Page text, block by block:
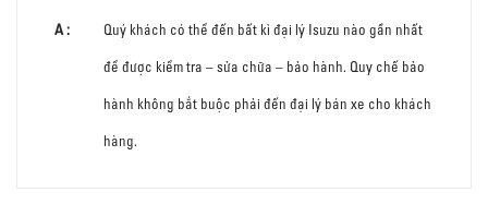
Quý khách có thể đến bất kì đại lý Isuzu nào gần nhất
để được kiểm tra – sửa chữa – bảo hành. Quy chế bảo
hành không bắt buộc phải đến đại lý bán xe cho khách
hàng.